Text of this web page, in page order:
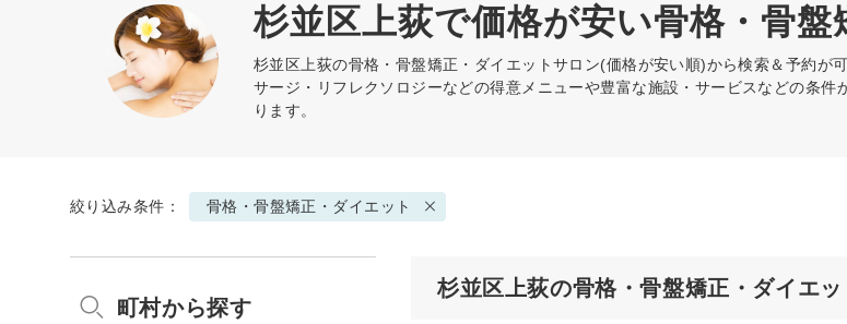
杉並区上荻で価格が安い骨格・骨
杉並区上荻の骨格・骨盤矯正・ダイエットサロン(価格が安い順)から検索＆予約が
サージ・リフレクソロジーなどの得意メニューや豊富な施設・サービスなどの条
ります。
絞り込み条件： 骨格・骨盤矯正・ダイエット
杉並区上荻の骨格・骨盤矯正・ダイエ
町村から探す